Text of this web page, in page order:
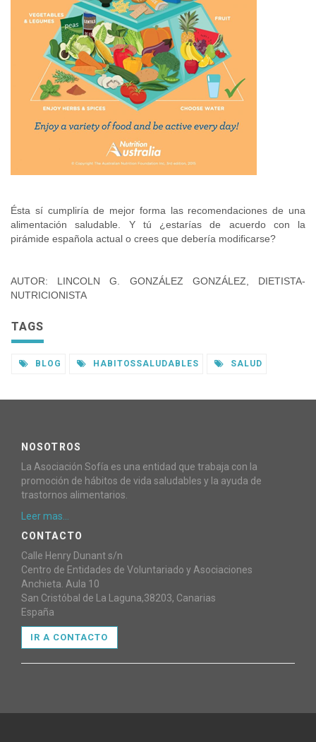
Ésta sí cumpliría de mejor forma las recomendaciones de una
alimentación saludable. Y tú ¿estarías de acuerdo con la
pirámide española actual o crees que debería modificarse?
AUTOR: LINCOLN G. GONZÁLEZ GONZÁLEZ, DIETISTA-
NUTRICIONISTA
TAGS
BLOG HABITOSSALUDABLES SALUD
NOSOTROS
La Asociación Sofía es una entidad que trabaja con la
promoción de hábitos de vida saludables y la ayuda de
trastornos alimentarios.
Leer mas...
CONTACTO
Calle Henry Dunant s/n
Centro de Entidades de Voluntariado y Asociaciones
Anchieta. Aula 10
San Cristóbal de La Laguna,38203, Canarias
España
IR A CONTACTO